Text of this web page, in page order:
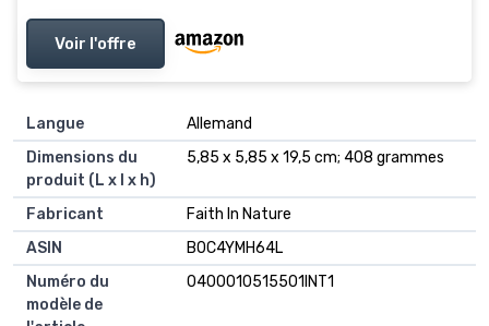
Voir l'offre
Langue
Allemand
Dimensions du
produit (L x l x h)
5,85 x 5,85 x 19,5 cm; 408 grammes
Fabricant
Faith In Nature
ASIN
B0C4YMH64L
Numéro du
modèle de
0400010515501INT1